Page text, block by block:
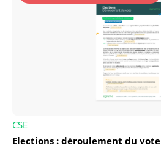
CSE
Elections : déroulement du vote